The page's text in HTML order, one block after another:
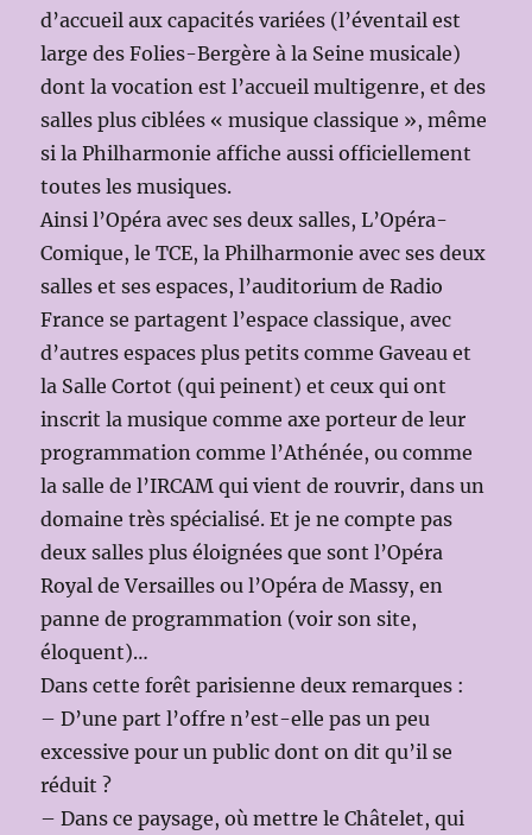
d’accueil aux capacités variées (l’éventail est
large des Folies-Bergère à la Seine musicale)
dont la vocation est l’accueil multigenre, et des
salles plus ciblées « musique classique », même
si la Philharmonie affiche aussi officiellement
toutes les musiques.
Ainsi l’Opéra avec ses deux salles, L’Opéra-
Comique, le TCE, la Philharmonie avec ses deux
salles et ses espaces, l’auditorium de Radio
France se partagent l’espace classique, avec
d’autres espaces plus petits comme Gaveau et
la Salle Cortot (qui peinent) et ceux qui ont
inscrit la musique comme axe porteur de leur
programmation comme l’Athénée, ou comme
la salle de l’IRCAM qui vient de rouvrir, dans un
domaine très spécialisé. Et je ne compte pas
deux salles plus éloignées que sont l’Opéra
Royal de Versailles ou l’Opéra de Massy, en
panne de programmation (voir son site,
éloquent)…
Dans cette forêt parisienne deux remarques :
– D’une part l’offre n’est-elle pas un peu
excessive pour un public dont on dit qu’il se
réduit ?
– Dans ce paysage, où mettre le Châtelet, qui